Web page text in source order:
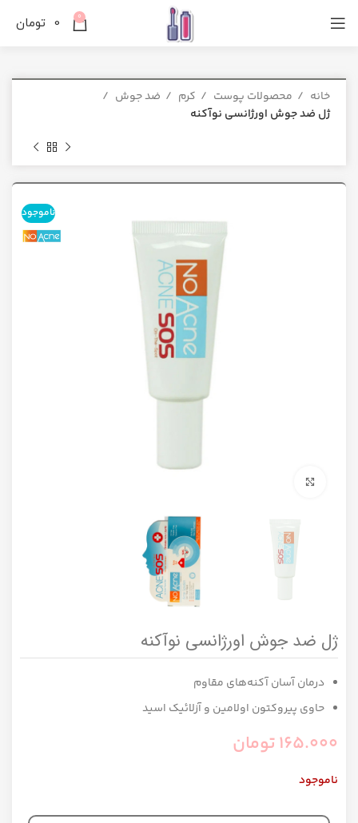
0
0 تومان
خانه محصولات پوست کرم
ضد جوش
ژل ضد جوش اورژانسی نوآکنه
ناموجود
ژل ضد جوش اورژانسی نوآکنه
درمان آسان آکنه‌های مقاوم
حاوی پیروکتون اولامین و آزلائیک اسید
165.000تومان
ناموجود